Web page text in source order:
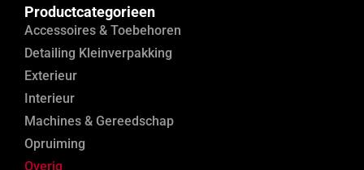
Productcategorieen
Accessoires & Toebehoren
Detailing Kleinverpakking
Exterieur
Interieur
Machines & Gereedschap
Opruiming
Overig